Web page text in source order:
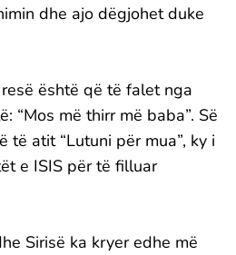
dhe ajo dëgjohet duke
është që të falet nga
“Mos më thirr më baba”. Së
të atit “Lutuni për mua”, ky i
e ISIS për të filluar
Sirisë ka kryer edhe më